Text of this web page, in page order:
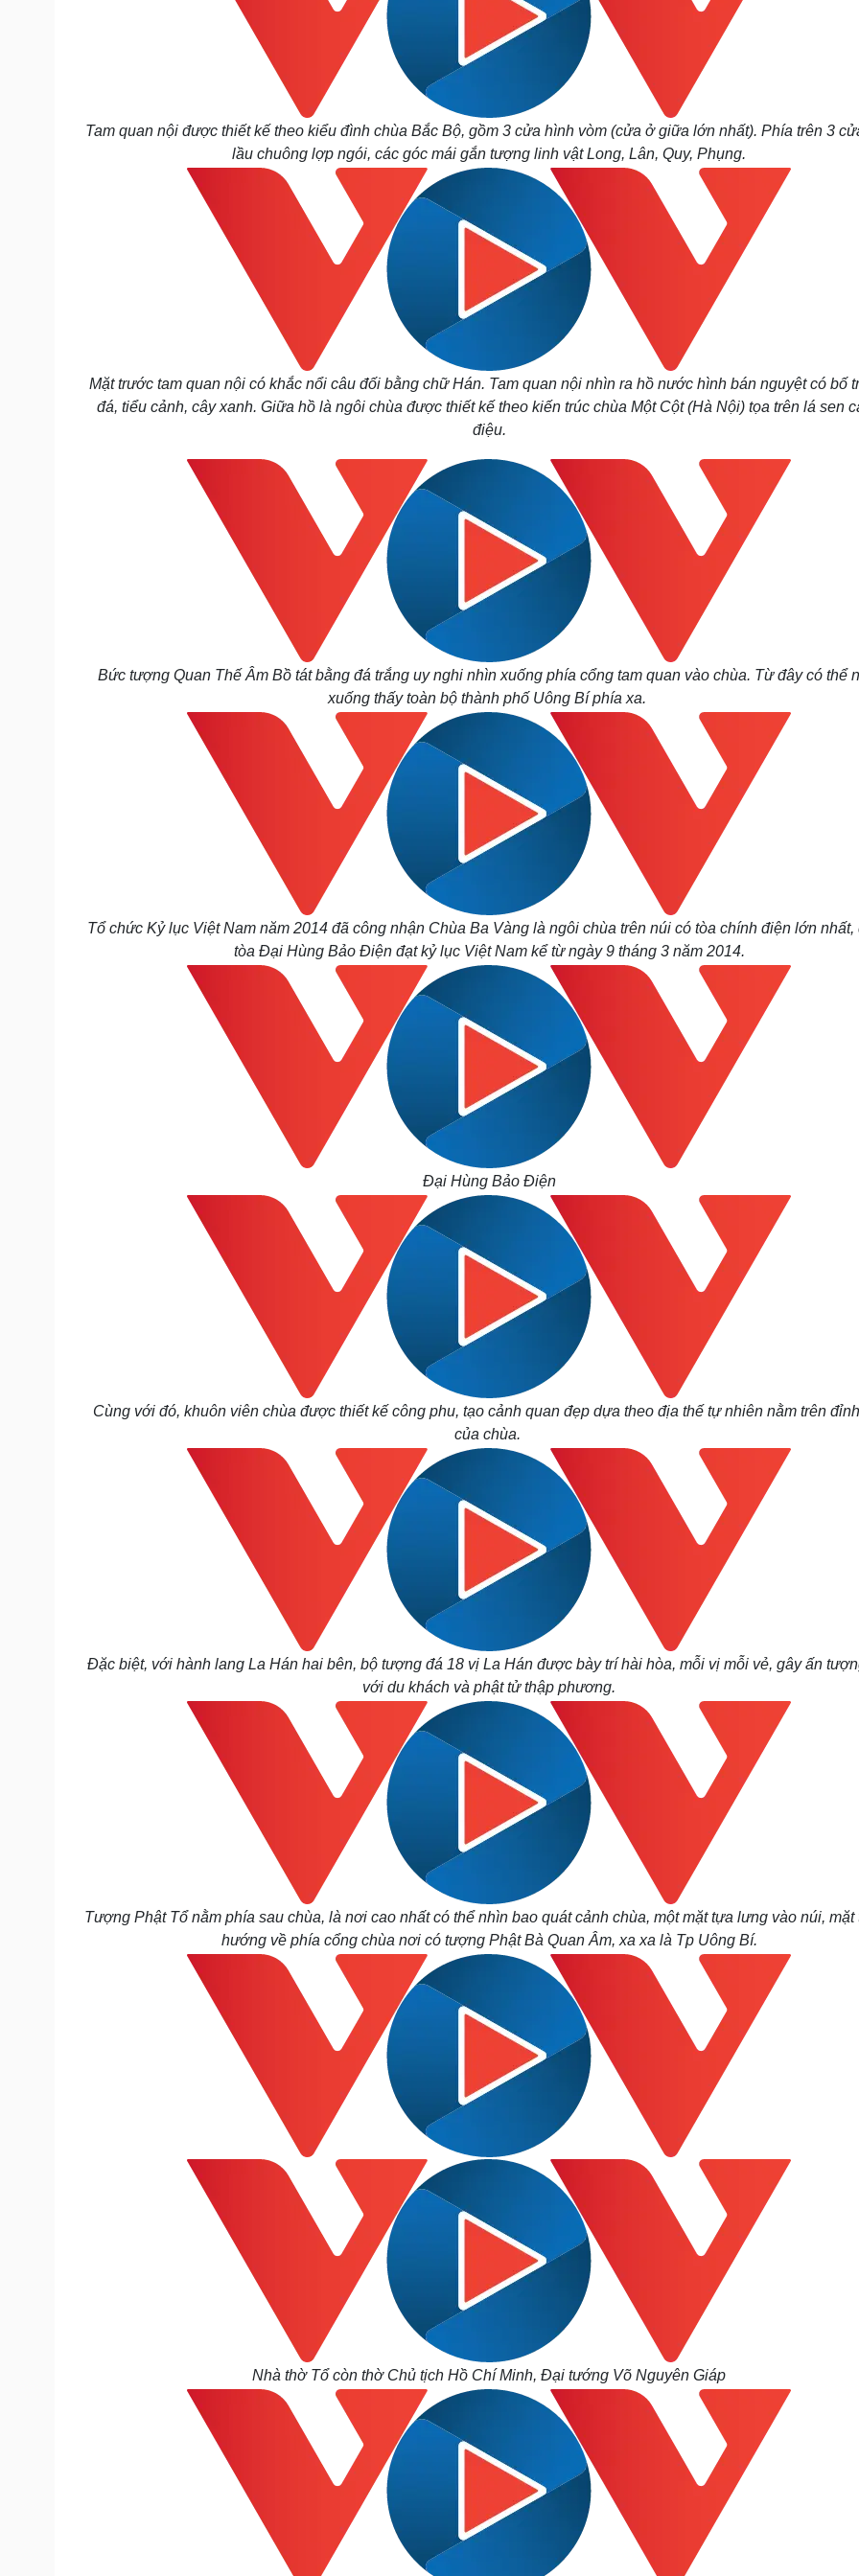
Tam quan nội được thiết kế theo kiểu đình chùa Bắc Bộ, gồm 3 cửa hình vòm (cửa ở giữa lớn nhất). Phía trên 3
lầu chuông lợp ngói, các góc mái gắn tượng linh vật Long, Lân, Quy, Phụng.
Mặt trước tam quan nội có khắc nổi câu đối bằng chữ Hán. Tam quan nội nhìn ra hồ nước hình bán nguyệt có bố
đá, tiểu cảnh, cây xanh. Giữa hồ là ngôi chùa được thiết kế theo kiến trúc chùa Một Cột (Hà Nội) tọa trên lá sen
điệu.
Bức tượng Quan Thế Âm Bồ tát bằng đá trắng uy nghi nhìn xuống phía cổng tam quan vào chùa. Từ đây có thể
xuống thấy toàn bộ thành phố Uông Bí phía xa.
Tổ chức Kỷ lục Việt Nam năm 2014 đã công nhận Chùa Ba Vàng là ngôi chùa trên núi có tòa chính điện lớn nhất,
tòa Đại Hùng Bảo Điện đạt kỷ lục Việt Nam kể từ ngày 9 tháng 3 năm 2014.
Đại Hùng Bảo Điện
Cùng với đó, khuôn viên chùa được thiết kế công phu, tạo cảnh quan đẹp dựa theo địa thế tự nhiên nằm trên
của chùa.
Đặc biệt, với hành lang La Hán hai bên, bộ tượng đá 18 vị La Hán được bày trí hài hòa, mỗi vị mỗi vẻ, gây ấn
với du khách và phật tử thập phương.
Tượng Phật Tổ nằm phía sau chùa, là nơi cao nhất có thể nhìn bao quát cảnh chùa, một mặt tựa lưng vào núi, mặt
hướng về phía cổng chùa nơi có tượng Phật Bà Quan Âm, xa xa là Tp Uông Bí.
Nhà thờ Tổ còn thờ Chủ tịch Hồ Chí Minh, Đại tướng Võ Nguyên Giáp